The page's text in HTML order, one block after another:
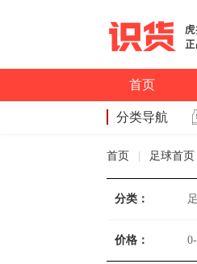
首页
分类导航
首页 足球首页
分类：
价格：